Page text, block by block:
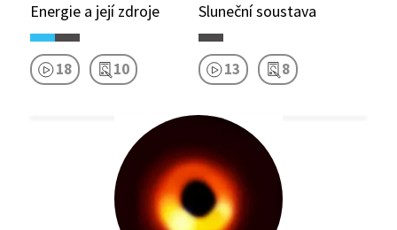
Energie a její zdroje
18 10
Sluneční soustava
13 8